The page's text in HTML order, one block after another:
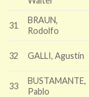
31
BRAUN,
Rodolfo
32 GALLI, Agustín
33
BUSTAMANTE,
Pablo